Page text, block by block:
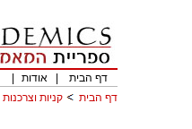
דף הבית
אודות
דף הבית
קניות וצרכנות